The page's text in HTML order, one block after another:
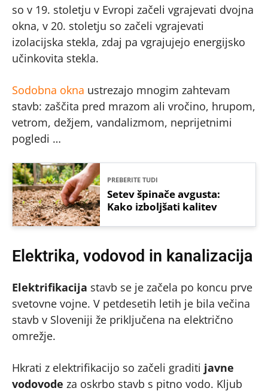
so v 19. stoletju v Evropi začeli vgrajevati dvojna
okna, v 20. stoletju so začeli vgrajevati
izolacijska stekla, zdaj pa vgrajujejo energijsko
učinkovita stekla.
Sodobna okna ustrezajo mnogim zahtevam
stavb: zaščita pred mrazom ali vročino, hrupom,
vetrom, dežjem, vandalizmom, neprijetnimi
pogledi …
PREBERITE TUDI
Setev špinače avgusta:
Kako izboljšati kalitev
Elektrika, vodovod in kanalizacija
Elektrifikacija stavb se je začela po koncu prve
svetovne vojne. V petdesetih letih je bila večina
stavb v Sloveniji že priključena na električno
omrežje.
Hkrati z elektrifikacijo so začeli graditi javne
vodovode za oskrbo stavb s pitno vodo. Kljub